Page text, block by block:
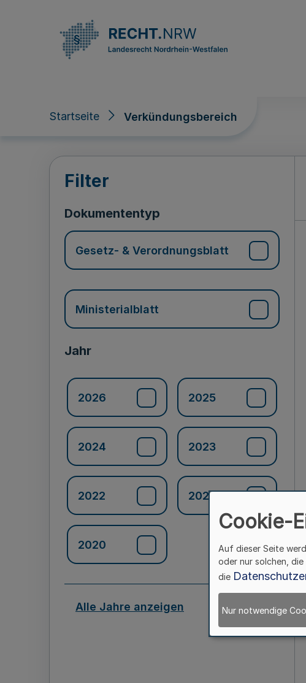
Startseite Verkündungsbereich
Verkündungsbereich
Filter
Dokumententyp
Gesetz- & Verordnungsblatt
Ministerialblatt
Jahr
2026 2025
2024 2023
2022 2021
2020
Alle Jahre anzeigen
Cookie-
Auf dieser Seite
oder nur solchen,
die
Nur notwendige